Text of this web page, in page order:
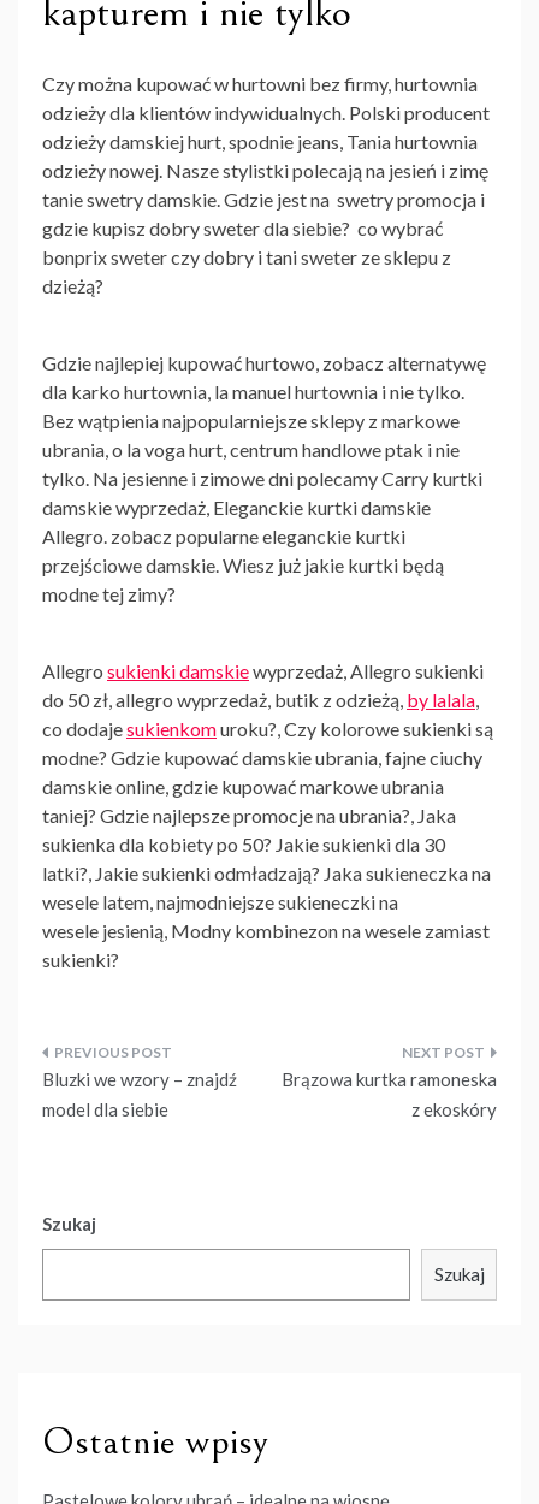
kapturem i nie tylko
Czy można kupować w hurtowni bez firmy, hurtownia
odzieży dla klientów indywidualnych. Polski producent
odzieży damskiej hurt, spodnie jeans, Tania hurtownia
odzieży nowej. Nasze stylistki polecają na jesień i zimę
tanie swetry damskie. Gdzie jest na swetry promocja i
gdzie kupisz dobry sweter dla siebie? co wybrać
bonprix sweter czy dobry i tani sweter ze sklepu z
dzieżą?
Gdzie najlepiej kupować hurtowo, zobacz alternatywę
dla karko hurtownia, la manuel hurtownia i nie tylko.
Bez wątpienia najpopularniejsze sklepy z markowe
ubrania, o la voga hurt, centrum handlowe ptak i nie
tylko. Na jesienne i zimowe dni polecamy Carry kurtki
damskie wyprzedaż, Eleganckie kurtki damskie
Allegro. zobacz popularne eleganckie kurtki
przejściowe damskie. Wiesz już jakie kurtki będą
modne tej zimy?
Allegro sukienki damskiewyprzedaż, Allegro sukienki
do 50 zł, allegro wyprzedaż, butik z odzieżą, by lalala,
co dodajesukienkomuroku?, Czy kolorowe sukienki są
modne? Gdzie kupować damskie ubrania, fajne ciuchy
damskie online, gdzie kupować markowe ubrania
taniej? Gdzie najlepsze promocje na ubrania?, Jaka
sukienka dla kobiety po 50? Jakie sukienki dla 30
latki?, Jakie sukienki odmładzają? Jaka sukieneczka na
wesele latem, najmodniejsze sukieneczki na
wesele jesienią, Modny kombinezon na wesele zamiast
sukienki?
Nawigacja
wpisu
Bluzki we wzory – znajdź
model dla siebie
Brązowa kurtka ramoneska
z ekoskóry
Szukaj
Szukaj
Ostatnie wpisy